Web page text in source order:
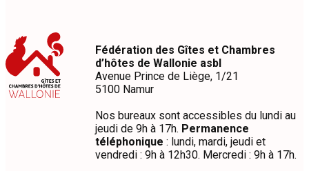
Fédération des Gîtes et Chambres
d’hôtes de Wallonie asbl
Avenue Prince de Liège, 1/21
5100 Namur
Nos bureaux sont accessibles du lundi au
jeudi de 9h à 17h. Permanence
téléphonique : lundi, mardi, jeudi et
vendredi : 9h à 12h30. Mercredi : 9h à 17h.